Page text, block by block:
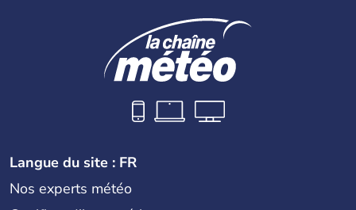
Langue du site : FR
Nos experts météo